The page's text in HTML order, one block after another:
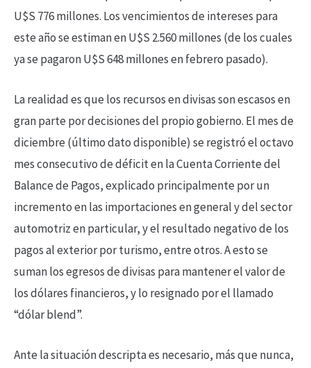
U$S 776 millones. Los vencimientos de intereses para
este año se estiman en U$S 2.560 millones (de los cuales
ya se pagaron U$S 648 millones en febrero pasado).
La realidad es que los recursos en divisas son escasos en
gran parte por decisiones del propio gobierno. El mes de
diciembre (último dato disponible) se registró el octavo
mes consecutivo de déficit en la Cuenta Corriente del
Balance de Pagos, explicado principalmente por un
incremento en las importaciones en general y del sector
automotriz en particular, y el resultado negativo de los
pagos al exterior por turismo, entre otros. A esto se
suman los egresos de divisas para mantener el valor de
los dólares financieros, y lo resignado por el llamado
“dólar blend”.
Ante la situación descripta es necesario, más que nunca,